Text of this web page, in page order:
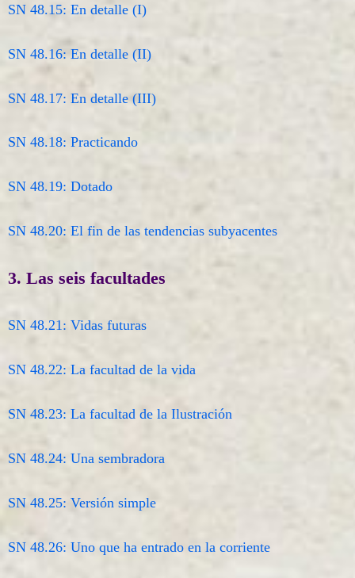
SN 48.15: En detalle (I)
SN 48.16: En detalle (II)
SN 48.17: En detalle (III)
SN 48.18: Practicando
SN 48.19: Dotado
SN 48.20: El fin de las tendencias subyacentes
3. Las seis facultades
SN 48.21: Vidas futuras
SN 48.22: La facultad de la vida
SN 48.23: La facultad de la Ilustración
SN 48.24: Una sembradora
SN 48.25: Versión simple
SN 48.26: Uno que ha entrado en la corriente